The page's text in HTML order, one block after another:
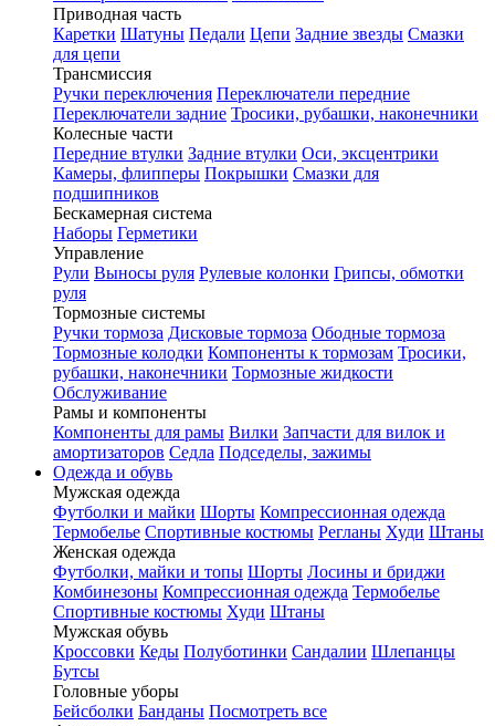
Приводная часть
Каретки Шатуны Педали Цепи Задние звезды Смазки
для цепи
Трансмиссия
Ручки переключения Переключатели передние
Переключатели задние Тросики, рубашки, наконечники
Колесные части
Передние втулки Задние втулки Оси, эксцентрики
Камеры, флипперы Покрышки Смазки для
подшипников
Бескамерная система
Наборы Герметики
Управление
Рули Выносы руля Рулевые колонки Грипсы, обмотки
руля
Тормозные системы
Ручки тормоза Дисковые тормоза Ободные тормоза
Тормозные колодки Компоненты к тормозам Тросики,
рубашки, наконечники Тормозные жидкости
Обслуживание
Рамы и компоненты
Компоненты для рамы Вилки Запчасти для вилок и
амортизаторов Седла Подседелы, зажимы
Одежда и обувь
Мужская одежда
Футболки и майки Шорты Компрессионная одежда
Термобелье Спортивные костюмы Регланы Худи Штаны
Женская одежда
Футболки, майки и топы Шорты Лосины и бриджи
Комбинезоны Компрессионная одежда Термобелье
Спортивные костюмы Худи Штаны
Мужская обувь
Кроссовки Кеды Полуботинки Сандалии Шлепанцы
Бутсы
Головные уборы
Бейсболки Банданы Посмотреть все